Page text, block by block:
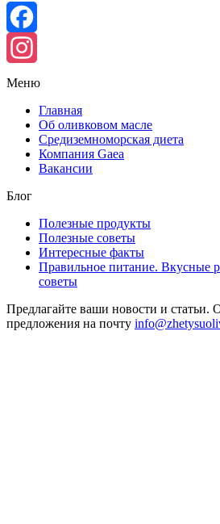
Facebook
Instagram
Меню
Главная
Об оливковом масле
Средиземноморская диета
Компания Gaea
Вакансии
Блог
Полезные продукты
Полезные советы
Интересные факты
Правильное питание. Вкусные
советы
Предлагайте ваши новости и статьи.
предложения на почту